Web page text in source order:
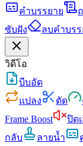
คำบรรยาย
ซับฝัง
ลบคำบรร
วิดีโอ
บีบอัด
แปลง
ตัด
Frame Boost
ปิด
กลับ
ลายน้ำ